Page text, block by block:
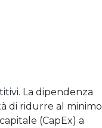
La dipendenza
di ridurre al minimo
(CapEx) a